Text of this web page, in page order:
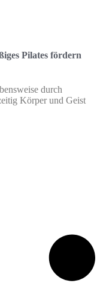
Pilates fördern
durch
Körper und Geist